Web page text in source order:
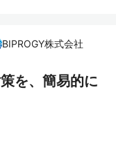
BIPROGY株式会社
を、簡易的に